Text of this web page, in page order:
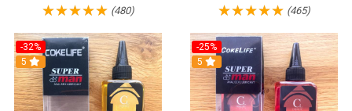
(480) (465)
-32%
5
-25%
5